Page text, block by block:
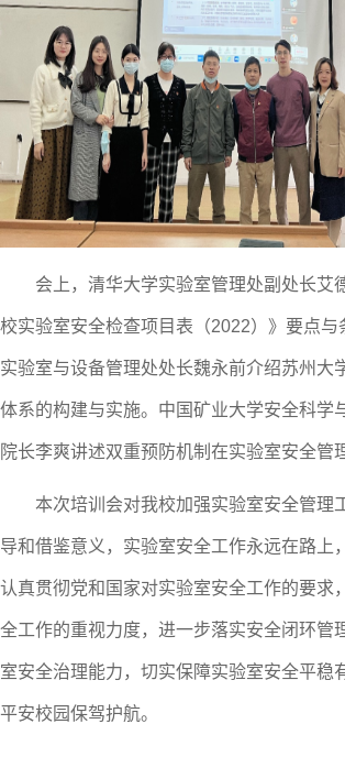
会上，清华大学实验室管理处副处长艾
校实验室安全检查项目表（2022）》要点与
实验室与设备管理处处长魏永前介绍苏州大
体系的构建与实施。中国矿业大学安全科学
院长李爽讲述双重预防机制在实验室安全管
本次培训会对我校加强实验室安全管理
导和借鉴意义，实验室安全工作永远在路上
认真贯彻党和国家对实验室安全工作的要求
全工作的重视力度，进一步落实安全闭环管
室安全治理能力，切实保障实验室安全平稳
平安校园保驾护航。